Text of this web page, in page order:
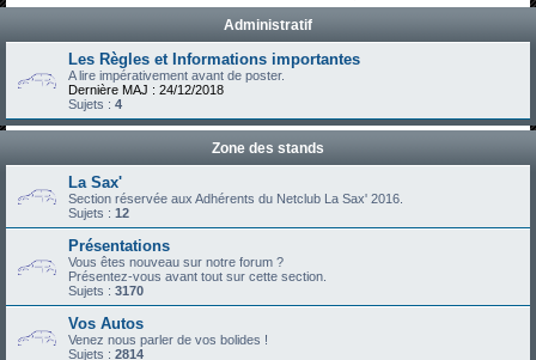
Administratif
Les Règles et Informations importantes
A lire impérativement avant de poster.
Dernière MAJ : 24/12/2018
Sujets : 4
Zone des stands
La Sax'
Section réservée aux Adhérents du Netclub La Sax' 2016.
Sujets : 12
Présentations
Vous êtes nouveau sur notre forum ?
Présentez-vous avant tout sur cette section.
Sujets : 3170
Vos Autos
Venez nous parler de vos bolides !
Sujets : 2814